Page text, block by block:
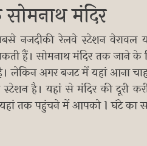
मंदिर
नजदीकी रेलवे स्टेशन वेरावल
हैं। सोमनाथ मंदिर तक जाने
लेकिन अगर बजट में यहां आना
है। यहां से मंदिर की दूरी
यहां तक पहुंचने में आपको 1 घंटे का